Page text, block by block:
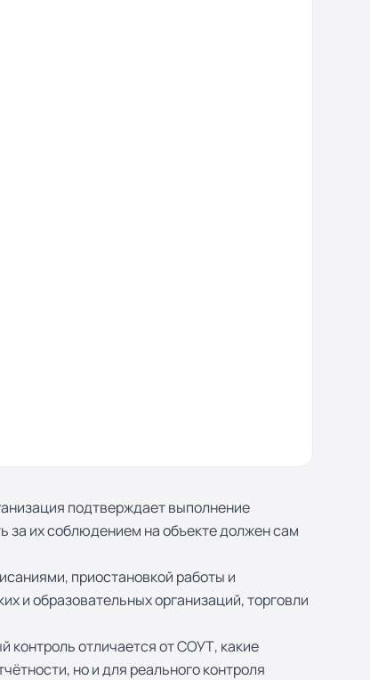
подтверждает выполнение
за их соблюдением на объекте должен сам
приостановкой работы и
и образовательных организаций, торговли
контроль отличается от СОУТ, какие
но и для реального контроля